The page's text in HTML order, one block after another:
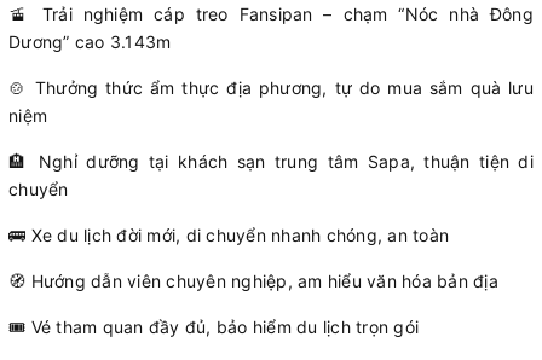
🚡 Trải nghiệm cáp treo Fansipan – chạm “Nóc nhà Đông
Dương” cao 3.143m
🍲 Thưởng thức ẩm thực địa phương, tự do mua sắm quà lưu
niệm
🏨 Nghỉ dưỡng tại khách sạn trung tâm Sapa, thuận tiện di
chuyển
🚌 Xe du lịch đời mới, di chuyển nhanh chóng, an toàn
🧭 Hướng dẫn viên chuyên nghiệp, am hiểu văn hóa bản địa
🎟 Vé tham quan đầy đủ, bảo hiểm du lịch trọn gói